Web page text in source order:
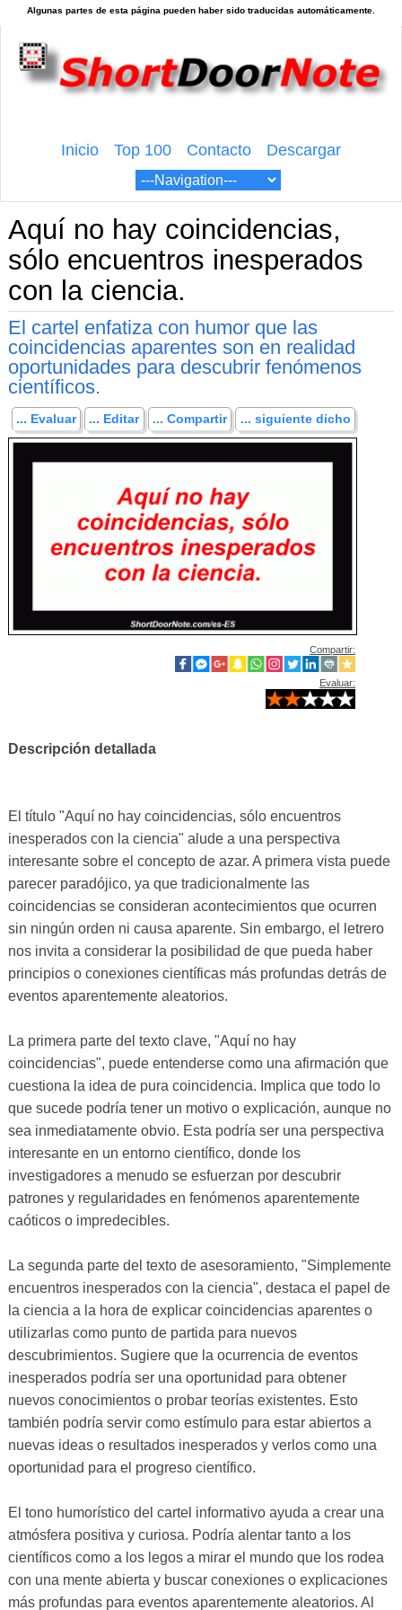
Inicio Top 100 Contacto Descargar
Aquí no hay coincidencias,
sólo encuentros inesperados
con la ciencia.
El cartel enfatiza con humor que las
coincidencias aparentes son en realidad
oportunidades para descubrir fenómenos
científicos.
... Evaluar ... Editar ... Compartir ... siguiente dicho
Compartir:
Evaluar:
Descripción detallada
El título "Aquí no hay coincidencias, sólo encuentros
inesperados con la ciencia" alude a una perspectiva
interesante sobre el concepto de azar. A primera vista puede
parecer paradójico, ya que tradicionalmente las
coincidencias se consideran acontecimientos que ocurren
sin ningún orden ni causa aparente. Sin embargo, el letrero
nos invita a considerar la posibilidad de que pueda haber
principios o conexiones científicas más profundas detrás de
eventos aparentemente aleatorios.
La primera parte del texto clave, "Aquí no hay
coincidencias", puede entenderse como una afirmación que
cuestiona la idea de pura coincidencia. Implica que todo lo
que sucede podría tener un motivo o explicación, aunque no
sea inmediatamente obvio. Esta podría ser una perspectiva
interesante en un entorno científico, donde los
investigadores a menudo se esfuerzan por descubrir
patrones y regularidades en fenómenos aparentemente
caóticos o impredecibles.
La segunda parte del texto de asesoramiento, "Simplemente
encuentros inesperados con la ciencia", destaca el papel de
la ciencia a la hora de explicar coincidencias aparentes o
utilizarlas como punto de partida para nuevos
descubrimientos. Sugiere que la ocurrencia de eventos
inesperados podría ser una oportunidad para obtener
nuevos conocimientos o probar teorías existentes. Esto
también podría servir como estímulo para estar abiertos a
nuevas ideas o resultados inesperados y verlos como una
oportunidad para el progreso científico.
El tono humorístico del cartel informativo ayuda a crear una
atmósfera positiva y curiosa. Podría alentar tanto a los
científicos como a los legos a mirar el mundo que los rodea
con una mente abierta y buscar conexiones o explicaciones
más profundas para eventos aparentemente aleatorios. Al